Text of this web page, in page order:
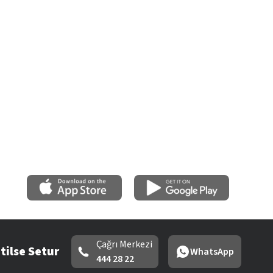
Setur
Çağrı Merkezi
444 28 22
WhatsApp